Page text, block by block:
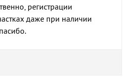
регистрации
даже при наличии